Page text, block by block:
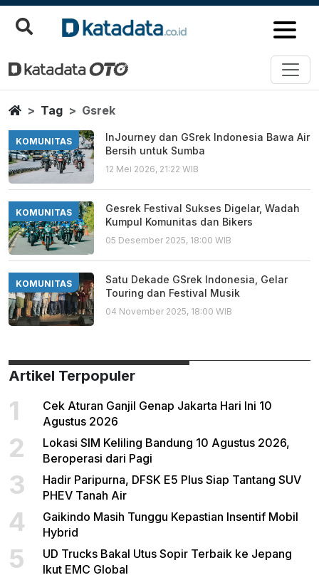
Gsrek
Berita Terbaru
HomeTag Gsrek
KOMUNITAS
InJourney dan GSrek Indonesia Bawa Air
Bersih untuk Sumba
12 Mei 2026, 21:22 WIB
KOMUNITAS
Gesrek Festival Sukses Digelar, Wadah
Kumpul Komunitas dan Bikers
05 Desember 2025, 18:00 WIB
KOMUNITAS
Satu Dekade GSrek Indonesia, Gelar
Touring dan Festival Musik
04 November 2025, 18:00 WIB
Artikel Terpopuler
1
Cek Aturan Ganjil Genap Jakarta Hari Ini 10
Agustus 2026
2
Lokasi SIM Keliling Bandung 10 Agustus 2026,
Beroperasi dari Pagi
3
Hadir Paripurna, DFSK E5 Plus Siap Tantang SUV
PHEV Tanah Air
4
Gaikindo Masih Tunggu Kepastian Insentif Mobil
Hybrid
5
UD Trucks Bakal Utus Sopir Terbaik ke Jepang
Ikut EMC Global